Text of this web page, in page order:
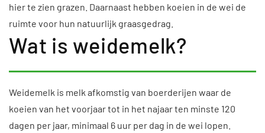
hier te zien grazen. Daarnaast hebben koeien in de wei de
ruimte voor hun natuurlijk graasgedrag.
Wat is weidemelk?
Weidemelk is melk afkomstig van boerderijen waar de
koeien van het voorjaar tot in het najaar ten minste 120
dagen per jaar, minimaal 6 uur per dag in de wei lopen.